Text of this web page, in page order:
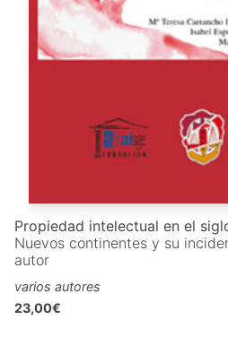
Propiedad intelectual en el
Nuevos continentes y su
autor
varios autores
23,00€